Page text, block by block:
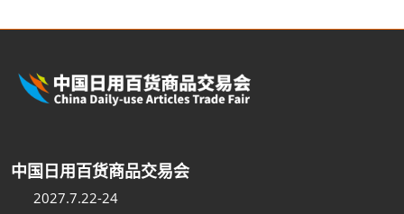
中国日用百货商品交易会
2027.7.22-24